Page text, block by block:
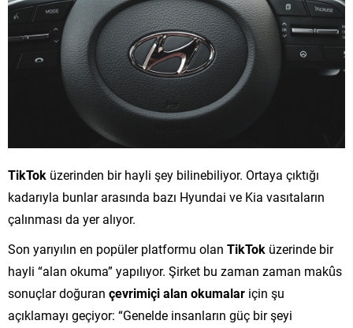
TikTok üzerinden bir hayli şey bilinebiliyor. Ortaya çıktığı
kadarıyla bunlar arasında bazı Hyundai ve Kia vasıtaların
çalınması da yer alıyor.
Son yarıyılın en popüler platformu olan TikTok üzerinde bir
hayli “alan okuma” yapılıyor. Şirket bu zaman zaman makûs
sonuçlar doğuran çevrimiçi alan okumalar için şu
açıklamayı geçiyor: “Genelde insanların güç bir şeyi